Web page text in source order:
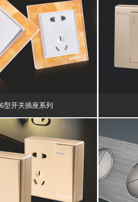
型开关插座系列